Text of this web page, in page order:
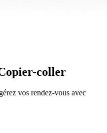
coller
vos rendez-vous avec